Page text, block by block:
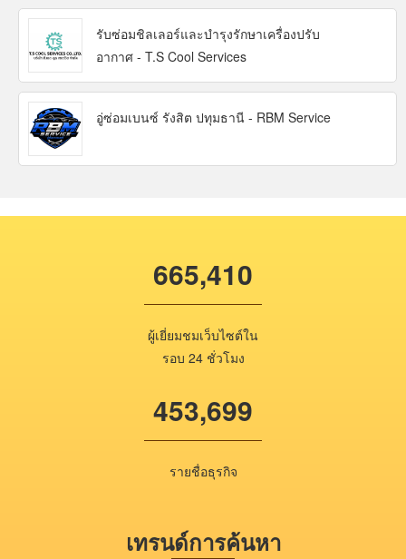
รับซ่อมชิลเลอร์และบำรุงรักษาเครื่องปรับ
อากาศ - T.S Cool Services
อู่ซ่อมเบนซ์ รังสิต ปทุมธานี - RBM Service
665,410
ผู้เยี่ยมชมเว็บไซต์ใน
รอบ 24 ชั่วโมง
453,699
รายชื่อธุรกิจ
เทรนด์การค้นหา